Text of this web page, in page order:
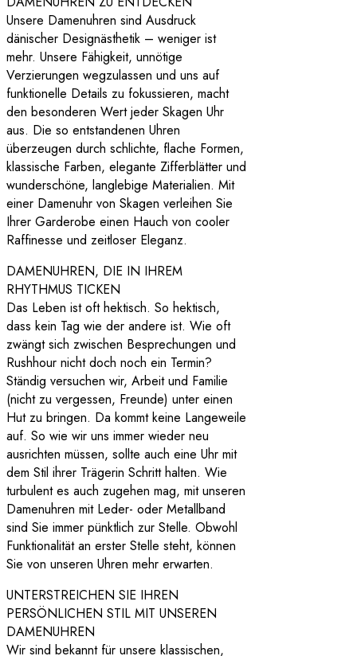
Unsere Damenuhren sind Ausdruck
dänischer Designästhetik – weniger ist
mehr. Unsere Fähigkeit, unnötige
Verzierungen wegzulassen und uns auf
funktionelle Details zu fokussieren, macht
den besonderen Wert jeder Skagen Uhr
aus. Die so entstandenen Uhren
überzeugen durch schlichte, flache Formen,
klassische Farben, elegante Zifferblätter und
wunderschöne, langlebige Materialien. Mit
einer Damenuhr von Skagen verleihen Sie
Ihrer Garderobe einen Hauch von cooler
Raffinesse und zeitloser Eleganz.
DAMENUHREN, DIE IN IHREM
RHYTHMUS TICKEN
Das Leben ist oft hektisch. So hektisch,
dass kein Tag wie der andere ist. Wie oft
zwängt sich zwischen Besprechungen und
Rushhour nicht doch noch ein Termin?
Ständig versuchen wir, Arbeit und Familie
(nicht zu vergessen, Freunde) unter einen
Hut zu bringen. Da kommt keine Langeweile
auf. So wie wir uns immer wieder neu
ausrichten müssen, sollte auch eine Uhr mit
dem Stil ihrer Trägerin Schritt halten. Wie
turbulent es auch zugehen mag, mit unseren
Damenuhren mit Leder- oder Metallband
sind Sie immer pünktlich zur Stelle. Obwohl
Funktionalität an erster Stelle steht, können
Sie von unseren Uhren mehr erwarten.
UNTERSTREICHEN SIE IHREN
PERSÖNLICHEN STIL MIT UNSEREN
DAMENUHREN
Wir sind bekannt für unsere klassischen,